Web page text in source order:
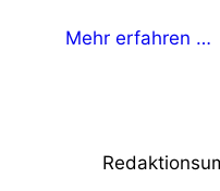
Mehr erfahren …